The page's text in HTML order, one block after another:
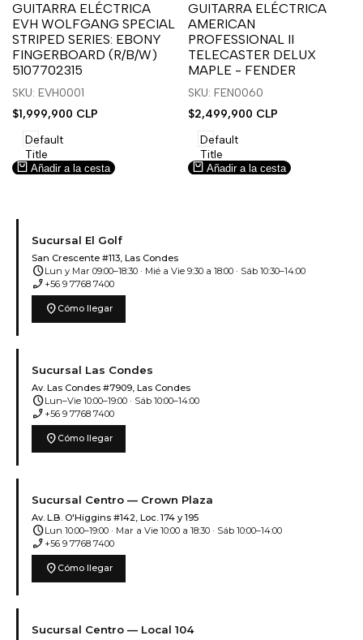
para
usar
la
lista
deseos.
para
usar
Compare
GUITARRA ELÉCTRICA
EVH WOLFGANG SPECIAL
STRIPED SERIES: EBONY
FINGERBOARD (R/B/W)
5107702315
SKU: EVH0001
Precio
venta
$1,999,900 CLP
Default
Title
Añadir a la cesta
para
usar
la
lista
deseos.
para
usar
Compare
GUITARRA ELÉCTRICA
AMERICAN
PROFESSIONAL II
TELECASTER DELUX
MAPLE - FENDER
SKU: FEN0060
Precio
venta
$2,499,900 CLP
Default
Title
Añadir a la cesta
Sucursal El Golf
San Crescente #113, Las Condes
scheduleLun y Mar 09:00–18:30 · Mié a Vie 9:30 a 18:00 · Sáb 10:30–14:00
phone_enabled +56 9 7768 7400
location_on Cómo llegar
Sucursal Las Condes
Av. Las Condes #7909, Las Condes
scheduleLun–Vie 10:00–19:00 · Sáb 10:00–14:00
phone_enabled +56 9 7768 7400
location_on Cómo llegar
Sucursal Centro — Crown Plaza
Av. L.B. O'Higgins #142, Loc. 174 y 195
scheduleLun 10:00–19:00 · Mar a Vie 10:00 a 18:30 · Sáb 10:00–14:00
phone_enabled +56 9 7768 7400
location_on Cómo llegar
Sucursal Centro — Local 104